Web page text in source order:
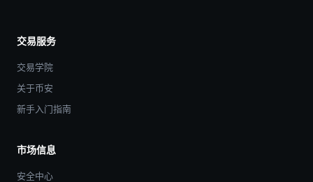
交易服务
交易学院
关于币安
新手入门指南
市场信息
安全中心